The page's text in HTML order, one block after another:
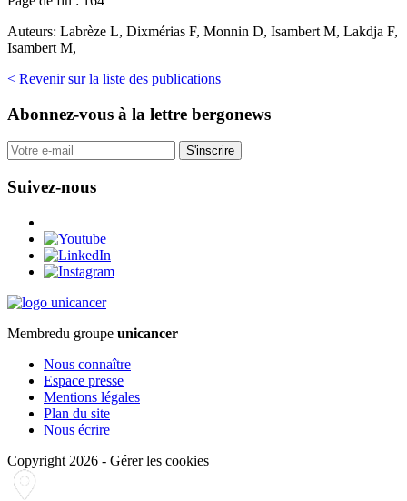
Auteurs: Labrèze L, Dixmérias F, Monnin D, Isambert M, Lakdja F,
Isambert M,
< Revenir sur la liste des publications
Abonnez-vous à la lettre bergonews
S'inscrire
Suivez-nous
Membredu groupe unicancer
Nous connaître
Espace presse
Mentions légales
Plan du site
Nous écrire
Copyright 2026 - Gérer les cookies